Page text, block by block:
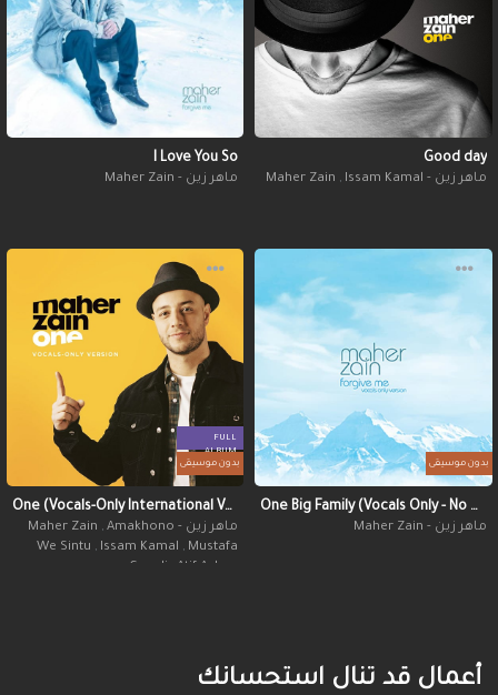
Good day
ماهر زين - Maher Zain , Issam Kamal
I Love You So
ماهر زين - Maher Zain
بدون موسيقى
One Big Family (Vocals Only - No Music)
ماهر زين - Maher Zain
FULL
ALBUM
بدون موسيقى
One (Vocals-Only International Version)
ماهر زين - Maher Zain , Amakhono
We Sintu , Issam Kamal , Mustafa
Ceceli
Atif Aslam
أعمال قد تنال استحسانك